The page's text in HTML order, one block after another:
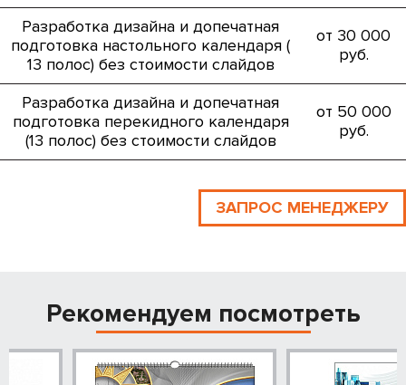
Разработка дизайна и допечатная
подготовка настольного календаря (
13 полос) без стоимости слайдов
от 30 000
руб.
Разработка дизайна и допечатная
подготовка перекидного календаря
(13 полос) без стоимости слайдов
от 50 000
руб.
ЗАПРОС МЕНЕДЖЕРУ
Рекомендуем посмотреть